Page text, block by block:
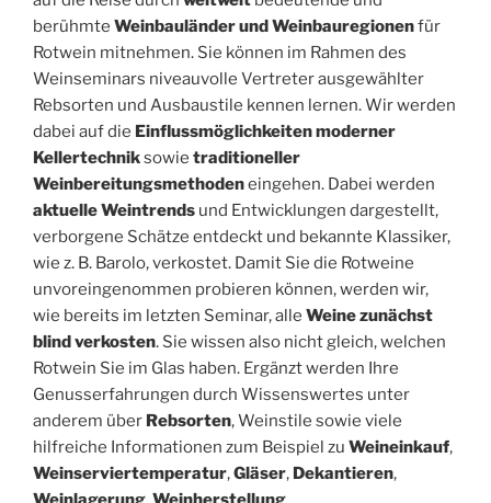
berühmte Weinbauländer und Weinbauregionenfür
Rotwein mitnehmen. Sie können im Rahmen des
Weinseminars niveauvolle Vertreter ausgewählter
Rebsorten und Ausbaustile kennen lernen. Wir werden
dabei auf die Einflussmöglichkeiten moderner
Kellertechniksowie traditioneller
Weinbereitungsmethodeneingehen. Dabei werden
aktuelle Weintrends und Entwicklungen dargestellt,
verborgene Schätze entdeckt und bekannte Klassiker,
wie z. B. Barolo, verkostet. Damit Sie die Rotweine
unvoreingenommen probieren können, werden wir,
wie bereits im letzten Seminar, alle Weine zunächst
blind verkosten. Sie wissen also nicht gleich, welchen
Rotwein Sie im Glas haben. Ergänzt werden Ihre
Genusserfahrungen durch Wissenswertes unter
anderem über Rebsorten, Weinstile sowie viele
hilfreiche Informationen zum Beispiel zu Weineinkauf,
Weinserviertemperatur,Gläser, Dekantieren,